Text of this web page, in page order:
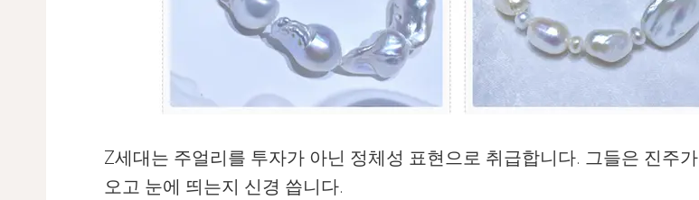
Z세대는 주얼리를 투자가 아닌 정체성 표현으로 취급합니다. 그들은 진주
오고 눈에 띄는지 신경 씁니다.